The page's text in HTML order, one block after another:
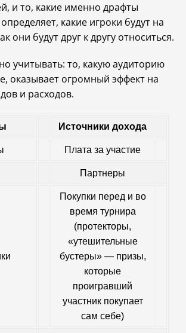
и то, какие именно драфты
какие игроки будут на
они будут друг к другу относиться.
учитывать: то, какую аудиторию
оказывает огромный эффект на
и расходов.
Источники дохода
Плата за участие
Партнеры
Покупки перед и во
время турнира
(протекторы,
«утешительные
бустеры» — призы,
которые
проигравший
участник покупает
сам себе)